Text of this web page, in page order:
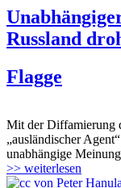
Russland
Flagge
Mit der Diffamierung
„ausländischer
unabhängige
>> weiterlesen